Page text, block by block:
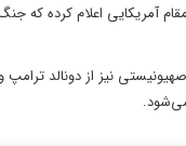
نیز از دونالد
می‌شود.